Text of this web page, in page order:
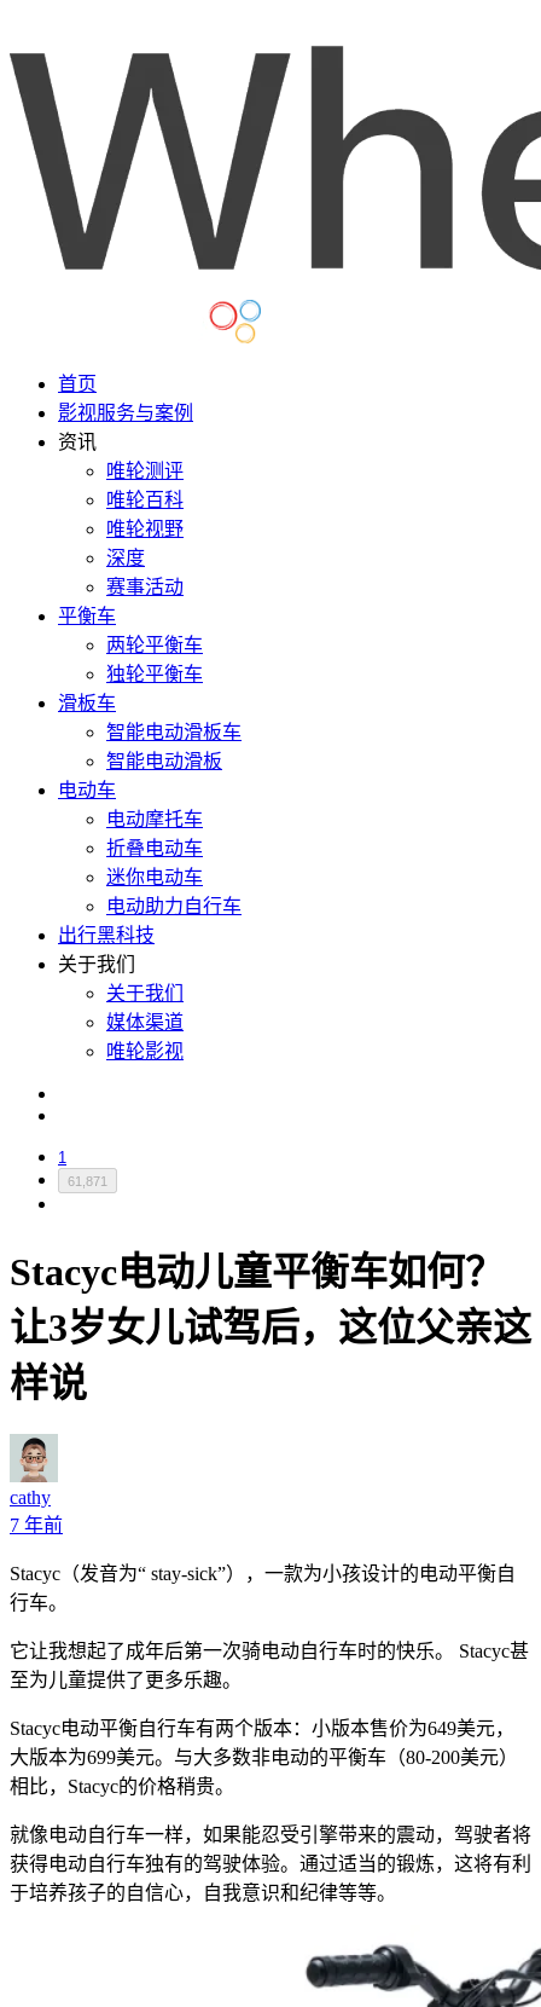
首页
影视服务与案例
资讯
唯轮测评
唯轮百科
唯轮视野
深度
赛事活动
平衡车
两轮平衡车
独轮平衡车
滑板车
智能电动滑板车
智能电动滑板
电动车
电动摩托车
折叠电动车
迷你电动车
电动助力自行车
出行黑科技
关于我们
关于我们
媒体渠道
唯轮影视
1
61,871
Stacyc电动儿童平衡车如何？
让3岁女儿试驾后，这位父亲这
样说
cathy
7 年前
Stacyc（发音为“ stay-sick”），一款为小孩设计的电动平衡自
行车。
它让我想起了成年后第一次骑电动自行车时的快乐。 Stacyc甚
至为儿童提供了更多乐趣。
Stacyc电动平衡自行车有两个版本：小版本售价为649美元，
大版本为699美元。与大多数非电动的平衡车（80-200美元）
相比，Stacyc的价格稍贵。
就像电动自行车一样，如果能忍受引擎带来的震动，驾驶者将
获得电动自行车独有的驾驶体验。通过适当的锻炼，这将有利
于培养孩子的自信心，自我意识和纪律等等。